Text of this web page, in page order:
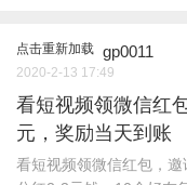
点击重新加载 gp0011
2020-2-13 17:49
看短视频领微信红
元，奖励当天到账
看短视频领微信红包，